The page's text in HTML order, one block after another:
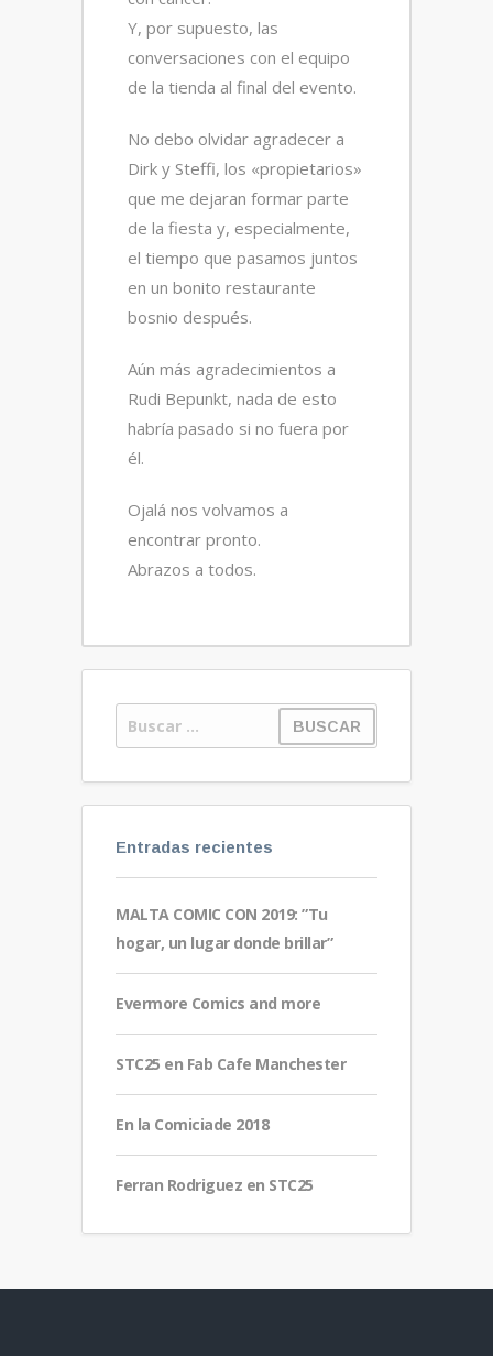
Y, por supuesto, las
conversaciones con el equipo
de la tienda al final del evento.
No debo olvidar agradecer a
Dirk y Steffi, los «propietarios»
que me dejaran formar parte
de la fiesta y, especialmente,
el tiempo que pasamos juntos
en un bonito restaurante
bosnio después.
Aún más agradecimientos a
Rudi Bepunkt, nada de esto
habría pasado si no fuera por
él.
Ojalá nos volvamos a
encontrar pronto.
Abrazos a todos.
Entradas recientes
MALTA COMIC CON 2019: ”Tu
hogar, un lugar donde brillar”
Evermore Comics and more
STC25 en Fab Cafe Manchester
En la Comiciade 2018
Ferran Rodriguez en STC25